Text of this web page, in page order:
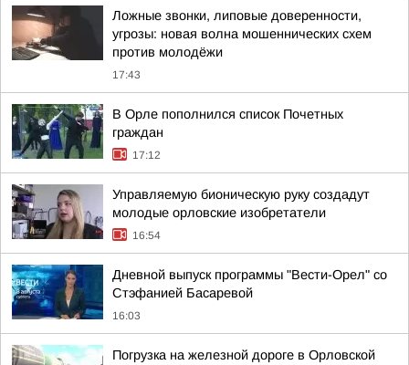
Ложные звонки, липовые доверенности,
угрозы: новая волна мошеннических схем
против молодёжи
17:43
В Орле пополнился список Почетных
граждан
17:12
Управляемую бионическую руку создадут
молодые орловские изобретатели
16:54
Дневной выпуск программы "Вести-Орел" со
Стэфанией Басаревой
16:03
Погрузка на железной дороге в Орловской